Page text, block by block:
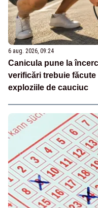
6 aug. 2026, 09:24
Canicula pune la
verificări trebuie
exploziile de cauciuc